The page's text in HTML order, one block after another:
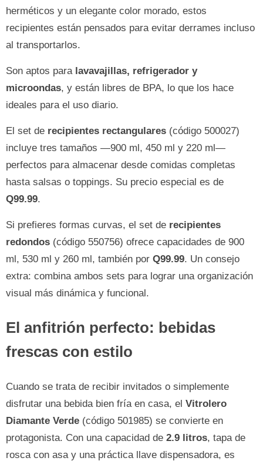
herméticos y un elegante color morado, estos
recipientes están pensados para evitar derrames incluso
al transportarlos.
Son aptos para lavavajillas, refrigerador y
microondas, y están libres de BPA, lo que los hace
ideales para el uso diario.
El set de recipientes rectangulares (código 500027)
incluye tres tamaños —900 ml, 450 ml y 220 ml—
perfectos para almacenar desde comidas completas
hasta salsas o toppings. Su precio especial es de
Q99.99.
Si prefieres formas curvas, el set de recipientes
redondos (código 550756) ofrece capacidades de 900
ml, 530 ml y 260 ml, también por Q99.99. Un consejo
extra: combina ambos sets para lograr una organización
visual más dinámica y funcional.
El anfitrión perfecto: bebidas
frescas con estilo
Cuando se trata de recibir invitados o simplemente
disfrutar una bebida bien fría en casa, el Vitrolero
Diamante Verde (código 501985) se convierte en
protagonista. Con una capacidad de 2.9 litros, tapa de
rosca con asa y una práctica llave dispensadora, es